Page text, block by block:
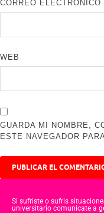
CORREO ELECTRÓNICO
WEB
GUARDA MI NOMBRE,
ESTE NAVEGADOR
Si sufriste o sufris
universitario comunicate a